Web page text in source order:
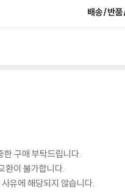
배송/반
한 구매 부탁드립니다.
환이 불가합니다.
유에 해당되지 않습니다.